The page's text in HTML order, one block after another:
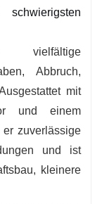
vielfältige
Abbruch,
mit
und einem
er zuverlässige
und ist
kleinere